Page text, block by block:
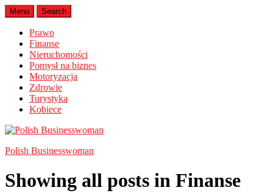
Menu Search
Prawo
Finanse
Nieruchomości
Pomysł na biznes
Motoryzacja
Zdrowie
Turystyka
Kobiece
Polish Businesswoman
Showing all posts in Finanse